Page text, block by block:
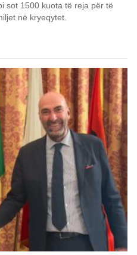
sot 1500 kuota të reja për të
në kryeqytet.